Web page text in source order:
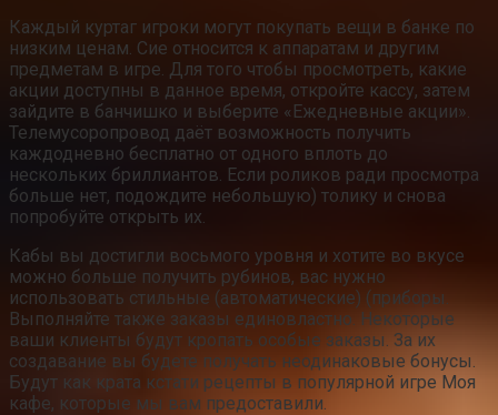
Каждый куртаг игроки могут покупать вещи в банке по
низким ценам. Сие относится к аппаратам и другим
предметам в игре. Для того чтобы просмотреть, какие
акции доступны в данное время, откройте кассу, затем
зайдите в банчишко и выберите «Ежедневные акции».
Телемусоропровод даёт возможность получить
каждодневно бесплатно от одного вплоть до
нескольких бриллиантов. Если роликов ради просмотра
больше нет, подождите небольшую) толику и снова
попробуйте открыть их.
Кабы вы достигли восьмого уровня и хотите во вкусе
можно больше получить рубинов, вас нужно
использовать стильные (автоматические) (приборы.
Выполняйте также заказы единовластно. Некоторые
ваши клиенты будут кропать особые заказы. За их
создавание вы будете получать неодинаковые бонусы.
Будут как крата кстати рецепты в популярной игре Моя
кафе, которые мы вам предоставили.